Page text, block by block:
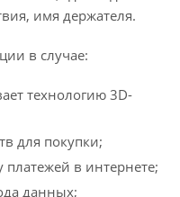
имя держателя.
в случае:
технологию 3D-
для покупки;
платежей в интернете;
данных;